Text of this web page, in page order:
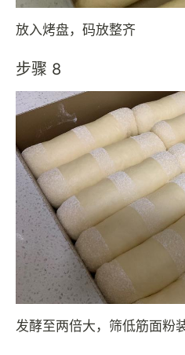
放入烤盘，码放整齐
步骤 8
发酵至两倍大，筛低筋面粉